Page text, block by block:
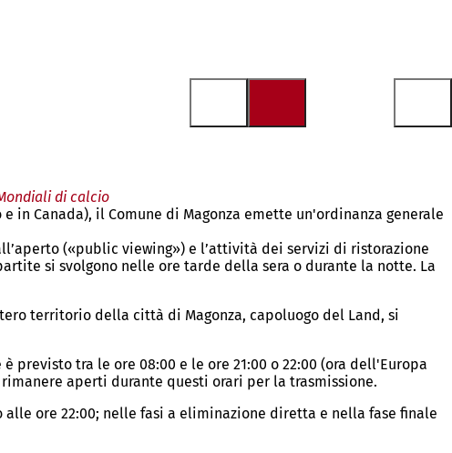
di calcio
in Canada), il Comune di Magonza emette un'ordinanza generale
(«public viewing») e l’attività dei servizi di ristorazione
si svolgono nelle ore tarde della sera o durante la notte. La
territorio della città di Magonza, capoluogo del Land, si
tra le ore 08:00 e le ore 21:00 o 22:00 (ora dell'Europa
aperti durante questi orari per la trasmissione.
ore 22:00; nelle fasi a eliminazione diretta e nella fase finale